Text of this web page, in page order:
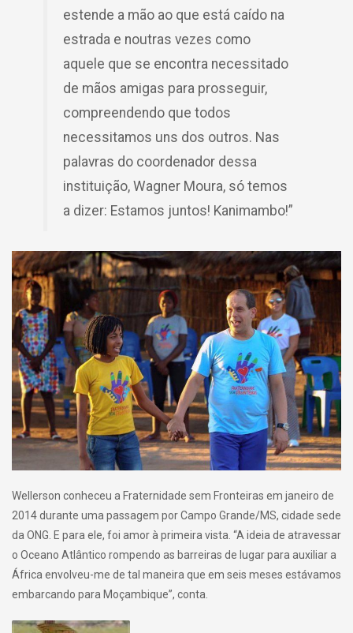
estende a mão ao que está caído na
estrada e noutras vezes como
aquele que se encontra necessitado
de mãos amigas para prosseguir,
compreendendo que todos
necessitamos uns dos outros. Nas
palavras do coordenador dessa
instituição, Wagner Moura, só temos
a dizer: Estamos juntos! Kanimambo!”
Wellerson conheceu a Fraternidade sem Fronteiras em janeiro de
2014 durante uma passagem por Campo Grande/MS, cidade sede
da ONG. E para ele, foi amor à primeira vista. “A ideia de atravessar
o Oceano Atlântico rompendo as barreiras de lugar para auxiliar a
África envolveu-me de tal maneira que em seis meses estávamos
embarcando para Moçambique”, conta.